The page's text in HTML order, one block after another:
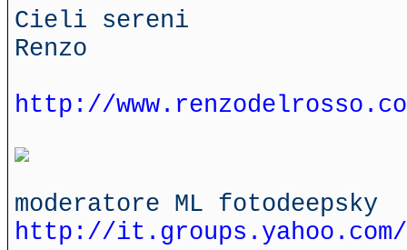
Cieli sereni
Renzo
http://
moderatore ML fotodeepsky
http://it.groups.yahoo.com/